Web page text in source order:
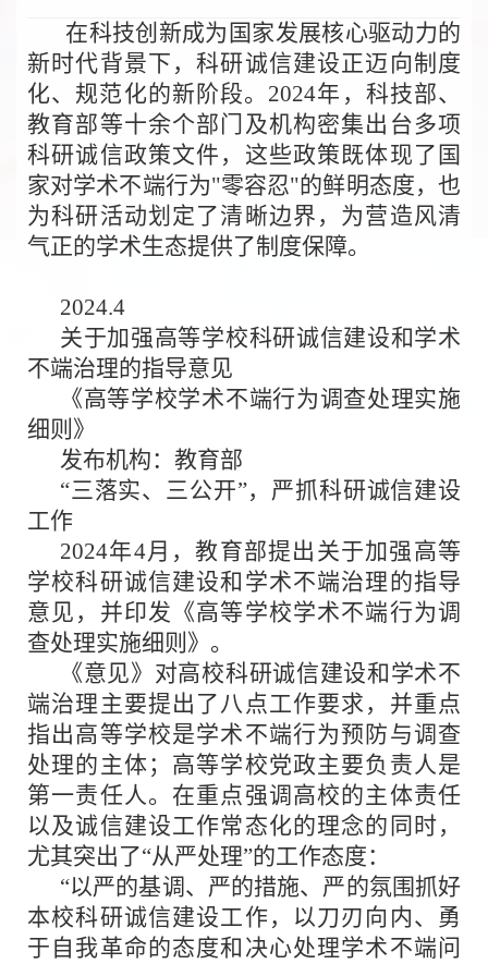
在科技创新成为国家发展核心驱动力的
新时代背景下，科研诚信建设正迈向制度
化、规范化的新阶段。2024年，科技部、
教育部等十余个部门及机构密集出台多项
科研诚信政策文件，这些政策既体现了国
家对学术不端行为"零容忍"的鲜明态度，也
为科研活动划定了清晰边界，为营造风清
气正的学术生态提供了制度保障。
2024.4
关于加强高等学校科研诚信建设和学术
不端治理的指导意见
《高等学校学术不端行为调查处理实施
细则》
发布机构：教育部
“三落实、三公开”，严抓科研诚信建设
工作
2024年4月，教育部提出关于加强高等
学校科研诚信建设和学术不端治理的指导
意见，并印发《高等学校学术不端行为调
查处理实施细则》。
《意见》对高校科研诚信建设和学术不
端治理主要提出了八点工作要求，并重点
指出高等学校是学术不端行为预防与调查
处理的主体；高等学校党政主要负责人是
第一责任人。在重点强调高校的主体责任
以及诚信建设工作常态化的理念的同时，
尤其突出了“从严处理”的工作态度：
“以严的基调、严的措施、严的氛围抓好
本校科研诚信建设工作，以刀刃向内、勇
于自我革命的态度和决心处理学术不端问